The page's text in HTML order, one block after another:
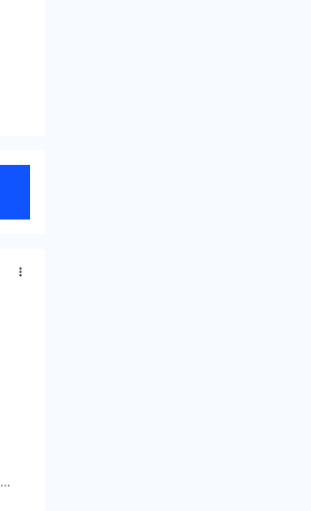
林扣弦圈子99值吗有些事我在意了又能怎么样